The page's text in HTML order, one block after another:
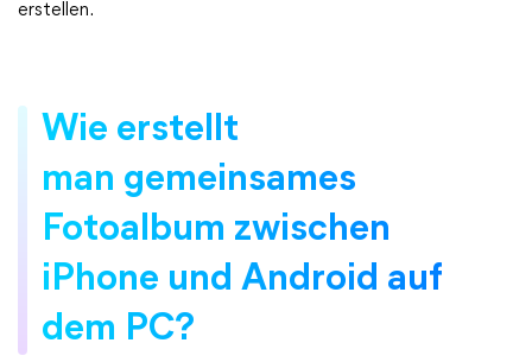
erstellen.
Wie erstellt
man gemeinsames
Fotoalbum zwischen
iPhone und Android auf
dem PC?